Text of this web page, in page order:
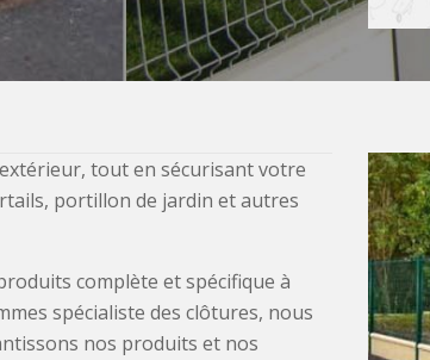
tout en sécurisant votre
portillon de jardin et autres
complète et spécifique à
spécialiste des clôtures, nous
nos produits et nos